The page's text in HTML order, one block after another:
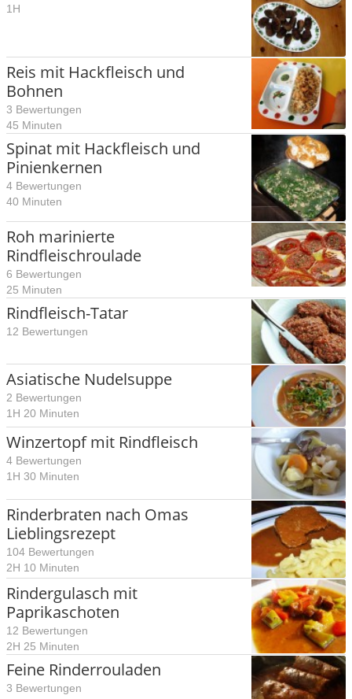
1H
Reis mit Hackfleisch und
Bohnen
3 Bewertungen
45 Minuten
Spinat mit Hackfleisch und
Pinienkernen
4 Bewertungen
40 Minuten
Roh marinierte
Rindfleischroulade
6 Bewertungen
25 Minuten
Rindfleisch-Tatar
12 Bewertungen
Asiatische Nudelsuppe
2 Bewertungen
1H 20 Minuten
Winzertopf mit Rindfleisch
4 Bewertungen
1H 30 Minuten
Rinderbraten nach Omas
Lieblingsrezept
104 Bewertungen
2H 10 Minuten
Rindergulasch mit
Paprikaschoten
12 Bewertungen
2H 25 Minuten
Feine Rinderrouladen
3 Bewertungen